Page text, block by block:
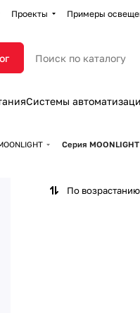
Проекты Примеры
Системы
Серия
По